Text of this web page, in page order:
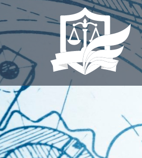
Skip
to
content